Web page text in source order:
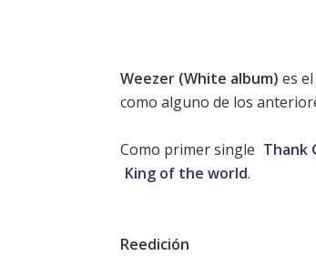
Weezer (White album) es
como alguno de los
Como primer single Thank
King of the world.
Reedición